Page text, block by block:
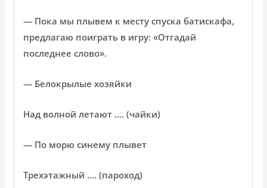
— Пока мы плывем к месту спуска батискафа,
предлагаю поиграть в игру: «Отгадай
последнее слово».
— Белокрылые хозяйки
Над волной летают …. (чайки)
— По морю синему плывет
Трехэтажный …. (пароход)